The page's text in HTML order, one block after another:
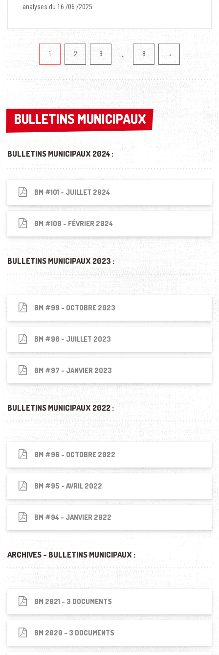
analyses du 16 /06 /2025
Pagination
1 2 3 … 8 →
BULLETINS MUNICIPAUX
BULLETINS MUNICIPAUX
BULLETINS MUNICIPAUX 2024 :
BM #101 - JUILLET 2024
BM #100 - FÉVRIER 2024
BULLETINS MUNICIPAUX 2023 :
BM #99 - OCTOBRE 2023
BM #98 - JUILLET 2023
BM #97 - JANVIER 2023
BULLETINS MUNICIPAUX 2022 :
BM #96 - OCTOBRE 2022
BM #95 - AVRIL 2022
BM #94 - JANVIER 2022
ARCHIVES - BULLETINS MUNICIPAUX :
BM 2021 - 3 DOCUMENTS
BM 2020 - 3 DOCUMENTS